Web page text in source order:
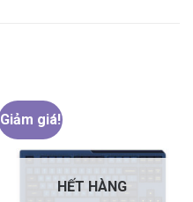
Giảm giá!
HẾT HÀNG